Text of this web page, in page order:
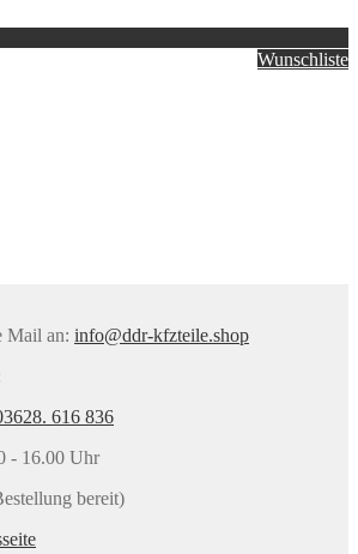
Wunschliste
Mail an: info@ddr-kfzteile.shop
616 836
- 16.00 Uhr
bereit)